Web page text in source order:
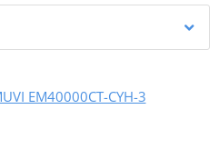
EM40000CT-CYH-3